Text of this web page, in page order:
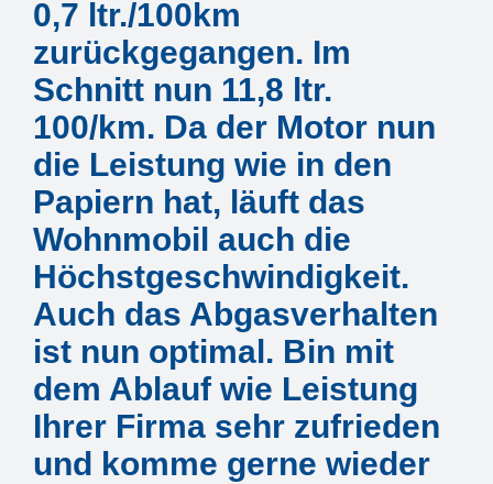
0,7 ltr./100km
zurückgegangen. Im
Schnitt nun 11,8 ltr.
100/km. Da der Motor nun
die Leistung wie in den
Papiern hat, läuft das
Wohnmobil auch die
Höchstgeschwindigkeit.
Auch das Abgasverhalten
ist nun optimal. Bin mit
dem Ablauf wie Leistung
Ihrer Firma sehr zufrieden
und komme gerne wieder